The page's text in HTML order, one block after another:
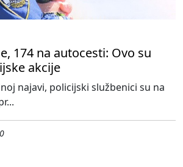
174 na autocesti: Ovo su
akcije
najavi, policijski službenici su na